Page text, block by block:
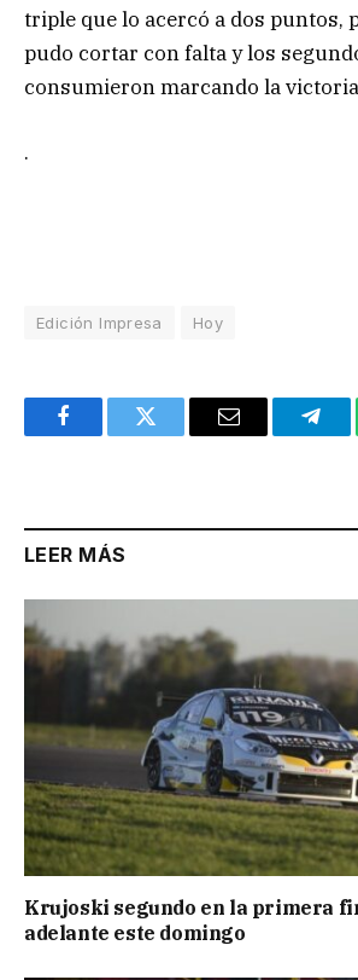
triple que lo acercó a dos puntos,
pudo cortar con falta y los
consumieron marcando la victoria
.
Edición Impresa Hoy
FacebookTwitter Email
LEER MÁS
Krujoski segundo en la primera
adelante este domingo